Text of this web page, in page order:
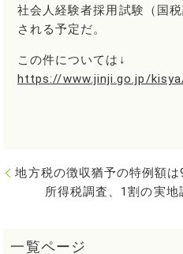
社会人経験者採用試験（国
される予定だ。
この件については↓
https://www.jinji.go.jp/
地方税の徴収猶予の特例額
所得税調査、1割の実